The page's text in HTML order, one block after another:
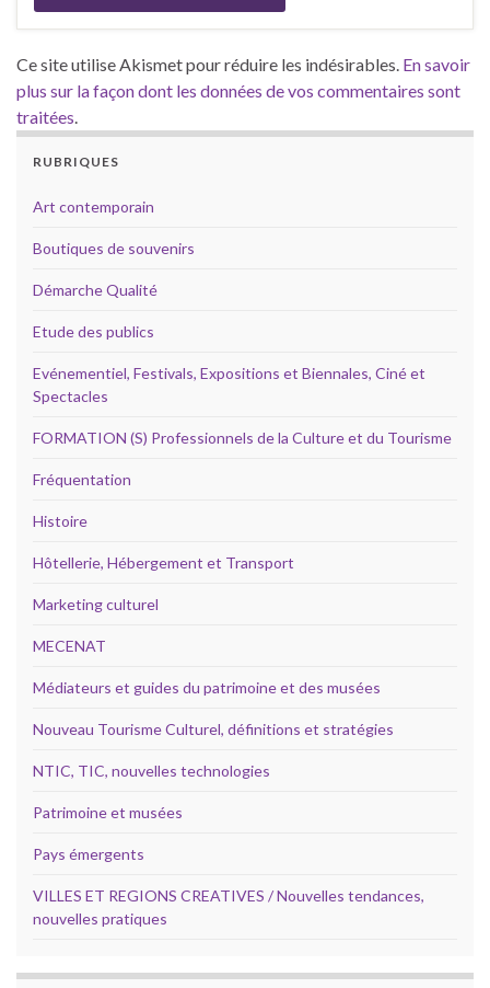
Ce site utilise Akismet pour réduire les indésirables. En savoir
plus sur la façon dont les données de vos commentaires sont
traitées.
RUBRIQUES
Art contemporain
Boutiques de souvenirs
Démarche Qualité
Etude des publics
Evénementiel, Festivals, Expositions et Biennales, Ciné et
Spectacles
FORMATION (S) Professionnels de la Culture et du Tourisme
Fréquentation
Histoire
Hôtellerie, Hébergement et Transport
Marketing culturel
MECENAT
Médiateurs et guides du patrimoine et des musées
Nouveau Tourisme Culturel, définitions et stratégies
NTIC, TIC, nouvelles technologies
Patrimoine et musées
Pays émergents
VILLES ET REGIONS CREATIVES / Nouvelles tendances,
nouvelles pratiques